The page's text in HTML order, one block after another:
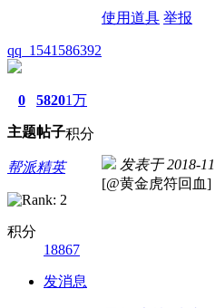
使用道具 举报
qq_1541586392
0
主题
5820
帖子
1万
积分
帮派精英
积分
18867
发消息
发表于 2018-
[@黄金虎符回血]